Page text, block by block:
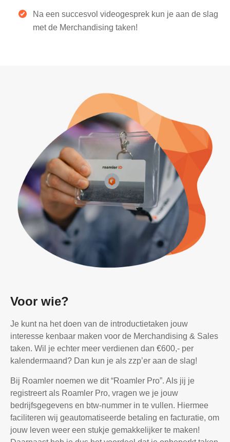
Na een succesvol videogesprek kun je aan de slag
met de Merchandising taken!
Voor wie?
Je kunt na het doen van de introductietaken jouw
interesse kenbaar maken voor de Merchandising & Sales
taken. Wil je echter meer verdienen dan €600,- per
kalendermaand? Dan kun je als zzp’er aan de slag!
Bij Roamler noemen we dit “Roamler Pro”. Als jij je
registreert als Roamler Pro, vragen we je jouw
bedrijfsgegevens en btw-nummer in te vullen. Hiermee
faciliteren wij geautomatiseerde betaling en facturatie, om
jouw leven weer een stukje gemakkelijker te maken!